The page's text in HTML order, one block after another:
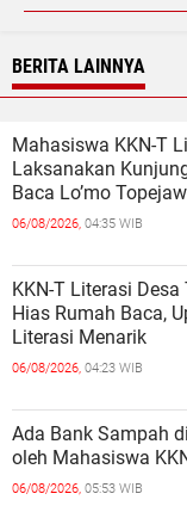
BERITA LAINNYA
Mahasiswa KKN-T
Laksanakan
Baca Lo’mo
SDN 66 Kajang
06/08/2026, 04:35 WIB
KKN-T Literasi
Hias Rumah Baca,
Literasi Menarik
06/08/2026, 04:23 WIB
Ada Bank Sampah
oleh Mahasiswa
06/08/2026, 05:53 WIB